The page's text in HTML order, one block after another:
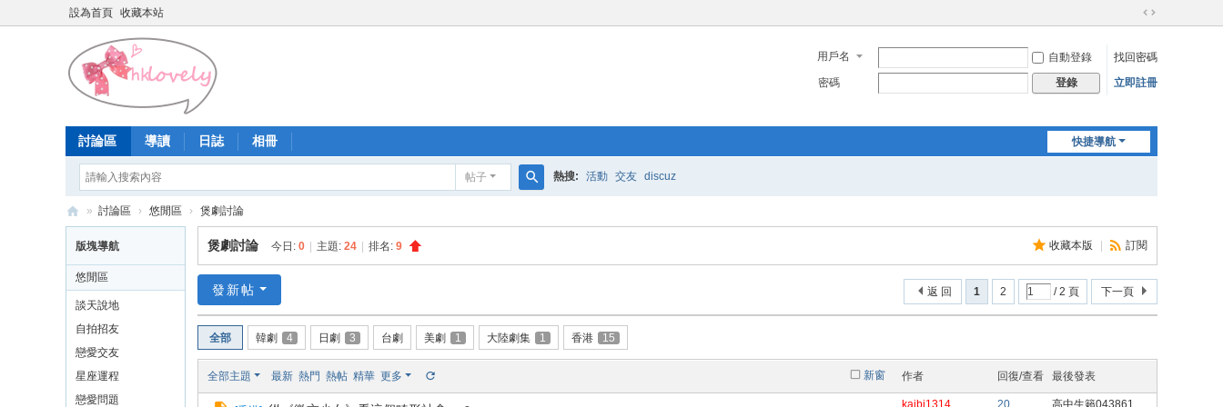
設為首頁 收藏本站
切
到
寬
用戶名 自動登錄
找回密碼
密碼
登錄 立即註冊
快捷導航
討論區 導讀 日誌 相冊
帖子
索
熱搜: 活動 交友 discuz
港
少
壇
» 討論區 › 悠閒區 › 煲劇討論
版塊導航
悠閒區
談天說地
自拍招友
戀愛交友
星座運程
戀愛問題
收藏本版 訂閱
煲劇討論 今日: 0 主題: 24 排名: 9
1 2 / 2 頁 下一頁
返 回
發新帖
全部 韓劇 4 日劇 3 台劇 美劇 1 大陸劇集 1 香港 15
新窗
全部主題 最新 熱門 熱帖 精華 更多 作者 回復/查看 最後發表
kaibi1314 20 高中生籟043861